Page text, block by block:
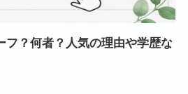
フ？何者？人気の理由や学歴な